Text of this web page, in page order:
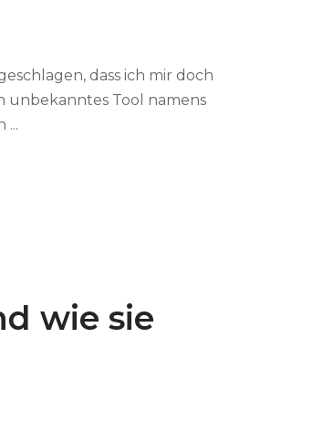
dass ich mir doch
unbekanntes Tool namens
...
wie sie